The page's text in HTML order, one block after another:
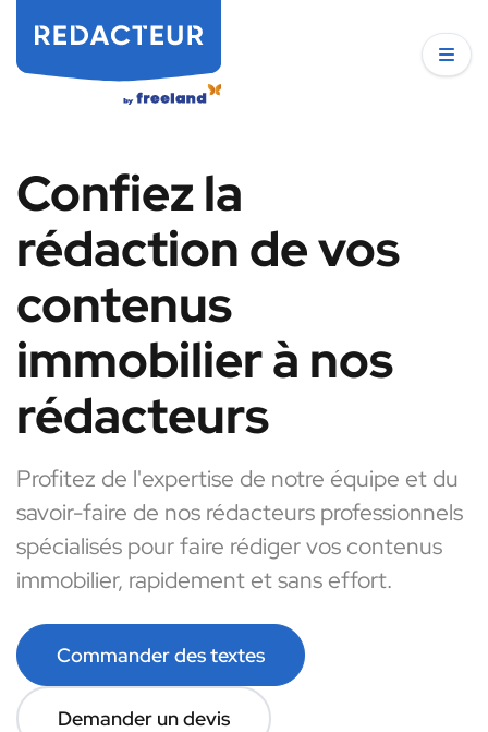
Confiez la
rédaction de vos
contenus
immobilier à nos
rédacteurs
Profitez de l'expertise de notre équipe et du
savoir-faire de nos rédacteurs professionnels
spécialisés pour faire rédiger vos contenus
immobilier, rapidement et sans effort.
Commander des textes
Demander un devis